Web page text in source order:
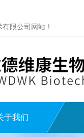
限公司网站！
于我们